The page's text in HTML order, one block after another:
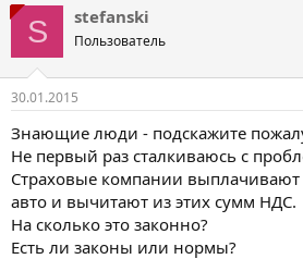
т
о
т
е
м
и
т
с
о
р
е
н
н
я
S stefanski
Пользователь
30.01.2015
Знающие люди - подскажите
Не первый раз сталкиваюсь с
Страховые компании
авто и вычитают из этих сумм НДС.
На сколько это законно?
Есть ли законы или нормы?